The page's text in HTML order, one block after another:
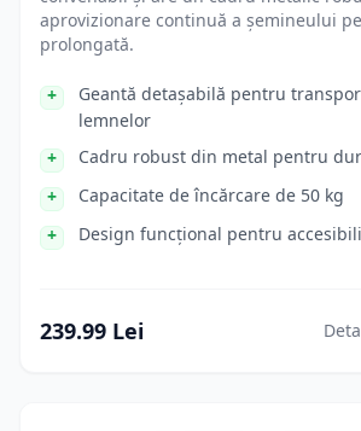
aprovizionare continuă a șemineului
prolongată.
Geantă detașabilă pentru
lemnelor
Cadru robust din metal pentru
Capacitate de încărcare de 50 kg
Design funcțional pentru
239.99 Lei